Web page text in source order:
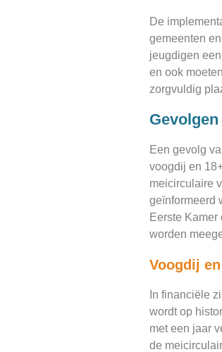
De
gemeenten
jeugdigen
en ook
zorgvuldig
Een gevolg
voogdij en
meicirculaire
geïnformeerd
Eerste
worden
Voogdij
In financiële
wordt op
met een jaar
de